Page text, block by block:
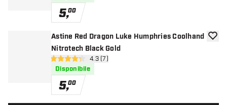
5,00
Astine Red Dragon Luke Humphries Coolhand
Nitrotech Black Gold
apri pannello recensioni
4.3 stelle di valutazione
4.3 (7)
Disponibile
5,00